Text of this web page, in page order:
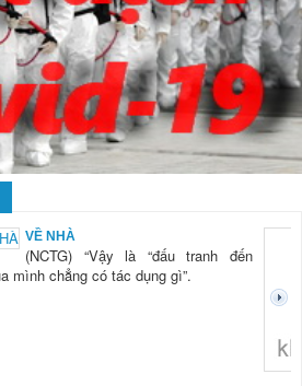
VỀ NHÀ
(NCTG) “Vậy là “đấu tranh đến
mình chẳng có tác dụng gì”.